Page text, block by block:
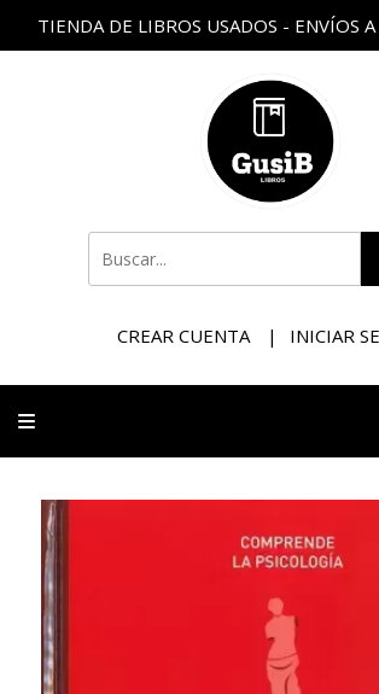
TIENDA DE LIBROS USADOS - ENVÍOS
CREAR CUENTA INICIAR